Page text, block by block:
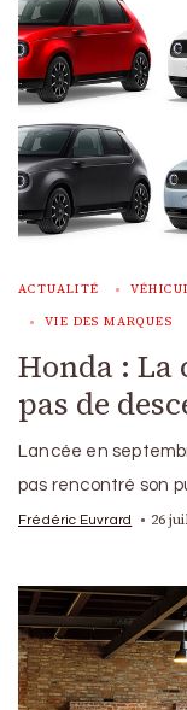
ACTUALITÉ
VIE DES MARQUES
Honda : La
pas de
Lancée en
pas rencontré son
Frédéric Euvrard 26